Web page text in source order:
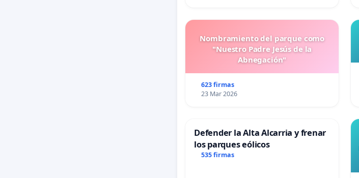
Nombramiento del parque como
"Nuestro Padre Jesús de la
Abnegación"
623 firmas
23 Mar 2026
Defender la Alta Alcarria y frenar
los parques eólicos
535 firmas